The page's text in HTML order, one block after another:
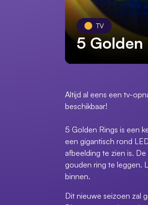
TV
5 Golden
Altijd al eens een tv-
beschikbaar!
5 Golden Rings is een
een gigantisch rond
afbeelding te zien is.
gouden ring te leggen.
binnen.
Dit nieuwe seizoen zal